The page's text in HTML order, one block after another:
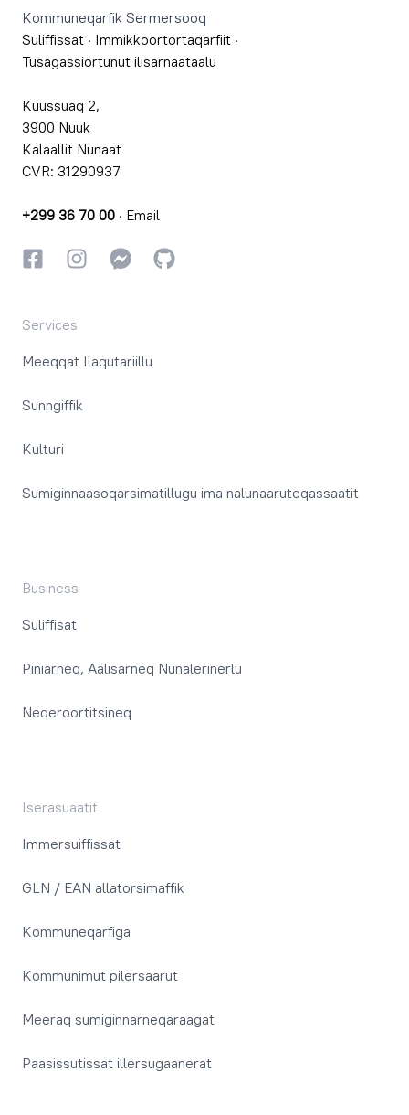
Kommuneqarfik Sermersooq
Suliffissat · Immikkoortortaqarfiit ·
Tusagassiortunut ilisarnaataalu
Kuussuaq 2,
3900 Nuuk
Kalaallit Nunaat
CVR: 31290937
+299 36 70 00 · Email
FacebookkiInstagrammiInstagrammi
GitHub
Services
Meeqqat Ilaqutariillu
Sunngiffik
Kulturi
Sumiginnaasoqarsimatillugu ima nalunaaruteqassaatit
Business
Suliffisat
Piniarneq, Aalisarneq Nunalerinerlu
Neqeroortitsineq
Iserasuaatit
Immersuiffissat
GLN / EAN allatorsimaffik
Kommuneqarfiga
Kommunimut pilersaarut
Meeraq sumiginnarneqaraagat
Paasissutissat illersugaanerat